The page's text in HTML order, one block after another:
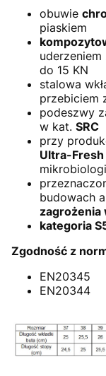
obuwie
piaskiem
do 15 KN
stalowa
przebiciem
podeszwy
w kat. SRC
przy
Ultra-Fresh
budowach
zagrożenia
kategoria
Zgodność z
EN20345
EN20344